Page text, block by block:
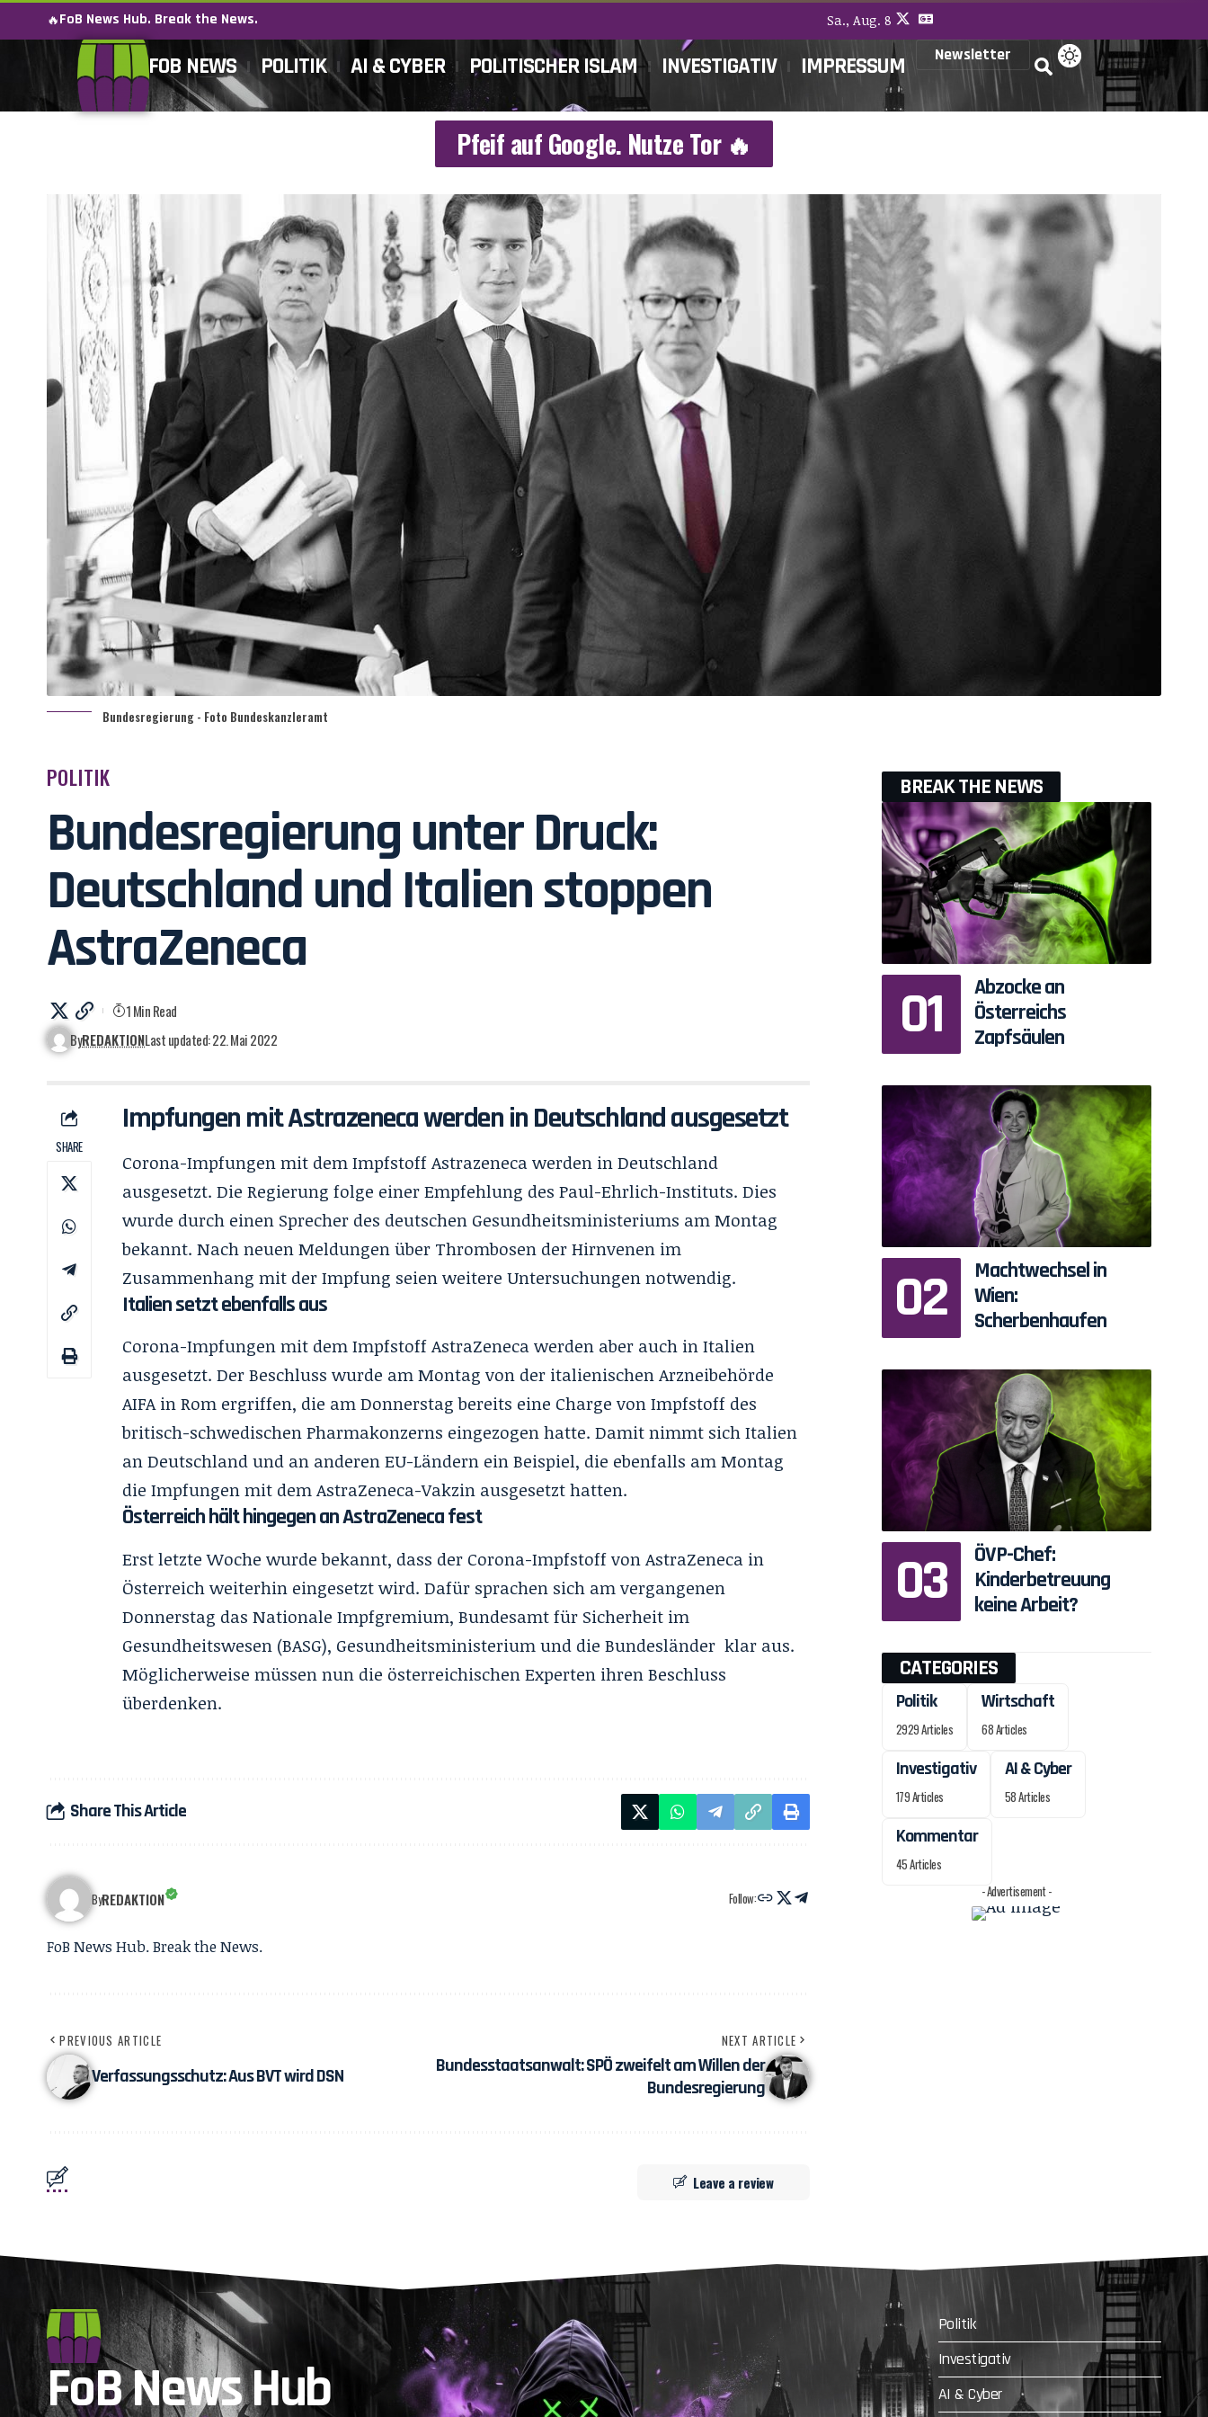
🔥FoB News Hub. Break the News. Sa., Aug. 8
FOB NEWS POLITIK AI & CYBER POLITISCHER ISLAM INVESTIGATIV IMPRESSUM Newsletter
Pfeif auf Google. Nutze Tor 🔥
Bundesregierung - Foto Bundeskanzleramt
POLITIK
Bundesregierung unter Druck:
Deutschland und Italien stoppen
AstraZeneca
ByREDAKTIONLast updated: 22. Mai 2022
1 Min Read
SHARE
Impfungen mit Astrazeneca werden in Deutschland ausgesetzt
Corona-Impfungen mit dem Impfstoff Astrazeneca werden in Deutschland
ausgesetzt. Die Regierung folge einer Empfehlung des Paul-Ehrlich-Instituts. Dies
wurde durch einen Sprecher des deutschen Gesundheitsministeriums am Montag
bekannt. Nach neuen Meldungen über Thrombosen der Hirnvenen im
Zusammenhang mit der Impfung seien weitere Untersuchungen notwendig.
Italien setzt ebenfalls aus
Corona-Impfungen mit dem Impfstoff AstraZeneca werden aber auch in Italien
ausgesetzt. Der Beschluss wurde am Montag von der italienischen Arzneibehörde
AIFA in Rom ergriffen, die am Donnerstag bereits eine Charge von Impfstoff des
britisch-schwedischen Pharmakonzerns eingezogen hatte. Damit nimmt sich Italien
an Deutschland und an anderen EU-Ländern ein Beispiel, die ebenfalls am Montag
die Impfungen mit dem AstraZeneca-Vakzin ausgesetzt hatten.
Österreich hält hingegen an AstraZeneca fest
Erst letzte Woche wurde bekannt, dass der Corona-Impfstoff von AstraZeneca in
Österreich weiterhin eingesetzt wird. Dafür sprachen sich am vergangenen
Donnerstag das Nationale Impfgremium, Bundesamt für Sicherheit im
Gesundheitswesen (BASG), Gesundheitsministerium und die Bundesländer klar aus.
Möglicherweise müssen nun die österreichischen Experten ihren Beschluss
überdenken.
Share This Article
ByREDAKTION Follow:
FoB News Hub. Break the News.
PREVIOUS ARTICLE
Verfassungsschutz: Aus BVT wird DSN
NEXT ARTICLE
Bundesstaatsanwalt: SPÖ zweifelt am Willen der
Bundesregierung
Leave a review
BREAK THE NEWS
Abzocke an
Österreichs
Zapfsäulen
Machtwechsel in
Wien:
Scherbenhaufen
ÖVP-Chef:
Kinderbetreuung
keine Arbeit?
CATEGORIES
Politik
2929 Articles
Wirtschaft
68 Articles
Investigativ
179 Articles
AI & Cyber
58 Articles
Kommentar
45 Articles
- Advertisement -
FoB News Hub
Politik
Investigativ
AI & Cyber